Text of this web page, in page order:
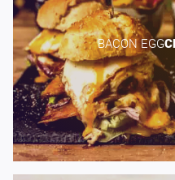
BACON EGG​